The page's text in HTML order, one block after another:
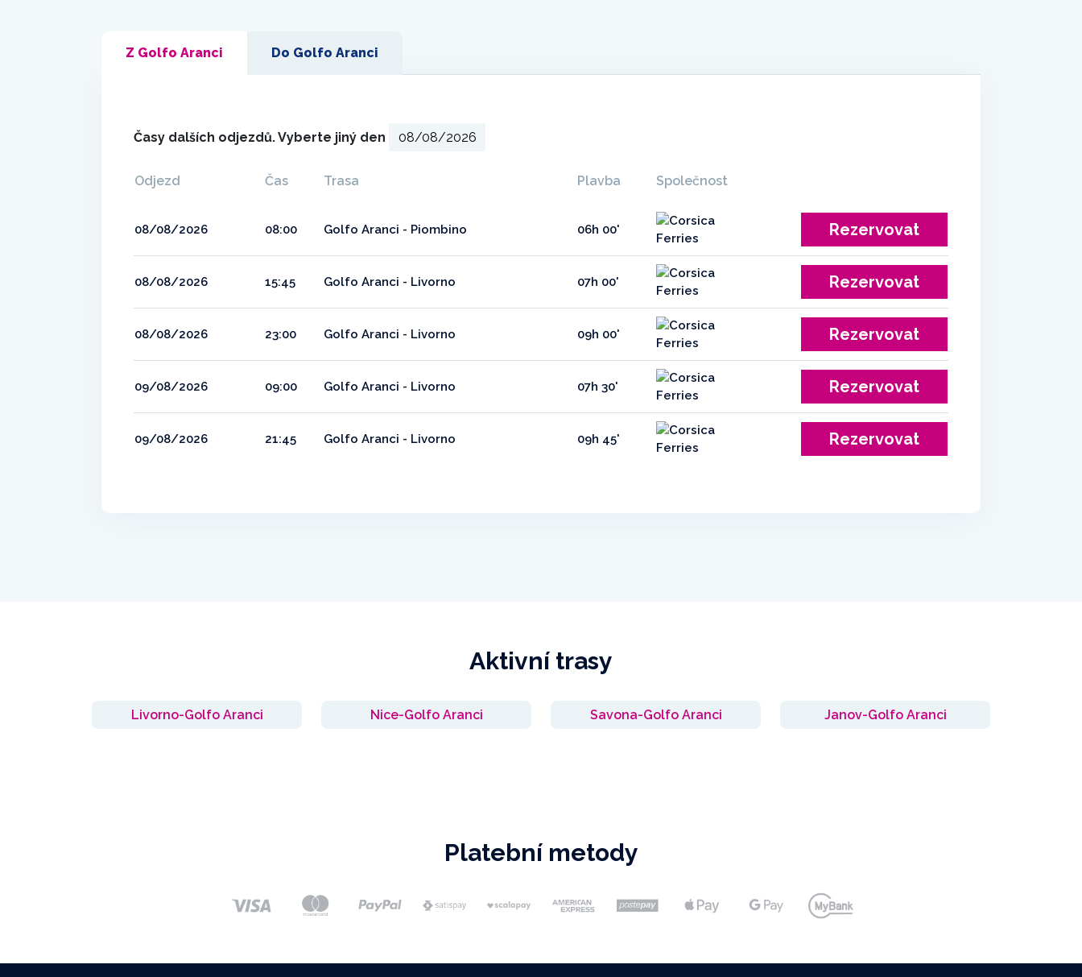
Z Golfo Aranci Do Golfo Aranci
Časy dalších odjezdů. Vyberte jiný den
Odjezd Čas Trasa Plavba Společnost
08/08/2026 08:00 Golfo Aranci - Piombino 06h 00' Rezervovat
08/08/2026 15:45 Golfo Aranci - Livorno 07h 00' Rezervovat
08/08/2026 23:00 Golfo Aranci - Livorno 09h 00' Rezervovat
09/08/2026 09:00 Golfo Aranci - Livorno 07h 30' Rezervovat
09/08/2026 21:45 Golfo Aranci - Livorno 09h 45' Rezervovat
Aktivní trasy
Livorno-Golfo Aranci Nice-Golfo Aranci Savona-Golfo Aranci Janov-Golfo Aranci
Platební metody